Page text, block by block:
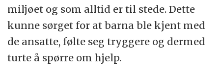
miljøet og som alltid er til stede. Dette
kunne sørget for at barna ble kjent med
de ansatte, følte seg tryggere og dermed
turte å spørre om hjelp.